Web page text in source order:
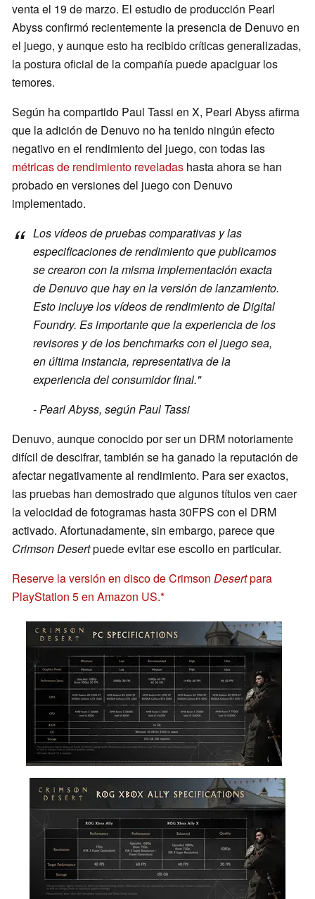
venta el 19 de marzo. El estudio de producción Pearl
Abyss confirmó recientemente la presencia de Denuvo en
el juego, y aunque esto ha recibido críticas generalizadas,
la postura oficial de la compañía puede apaciguar los
temores.
Según ha compartido Paul Tassi en X, Pearl Abyss afirma
que la adición de Denuvo no ha tenido ningún efecto
negativo en el rendimiento del juego, con todas las
métricas de rendimiento reveladas hasta ahora se han
probado en versiones del juego con Denuvo
implementado.
Los vídeos de pruebas comparativas y las
especificaciones de rendimiento que publicamos
se crearon con la misma implementación exacta
de Denuvo que hay en la versión de lanzamiento.
Esto incluye los vídeos de rendimiento de Digital
Foundry. Es importante que la experiencia de los
revisores y de los benchmarks con el juego sea,
en última instancia, representativa de la
experiencia del consumidor final."
- Pearl Abyss, según Paul Tassi
Denuvo, aunque conocido por ser un DRM notoriamente
difícil de descifrar, también se ha ganado la reputación de
afectar negativamente al rendimiento. Para ser exactos,
las pruebas han demostrado que algunos títulos ven caer
la velocidad de fotogramas hasta 30FPS con el DRM
activado. Afortunadamente, sin embargo, parece que
Crimson Desertpuede evitar ese escollo en particular.
Reserve la versión en disco de Crimson Desertpara
PlayStation 5 en Amazon US.